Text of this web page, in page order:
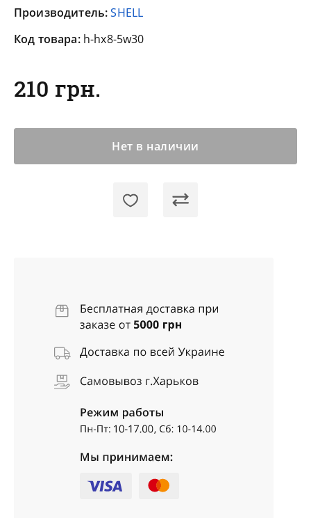
Производитель:SHELL
Код товара: h-hx8-5w30
210 грн.
Нет в наличии